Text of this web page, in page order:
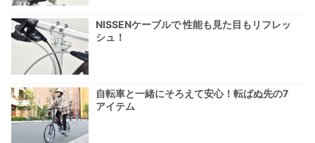
NISSENケーブルで 性能も見た目もリフレッ
シュ！
自転車と一緒にそろえて安心！転ばぬ先の7
アイテム